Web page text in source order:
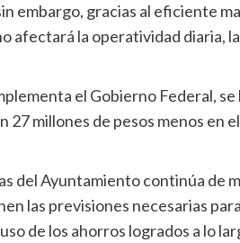
embargo, gracias al eficiente
la operatividad diaria,
el Gobierno Federal, se
millones de pesos menos en
del Ayuntamiento continúa de
las previsiones necesarias
de los ahorros logrados a lo